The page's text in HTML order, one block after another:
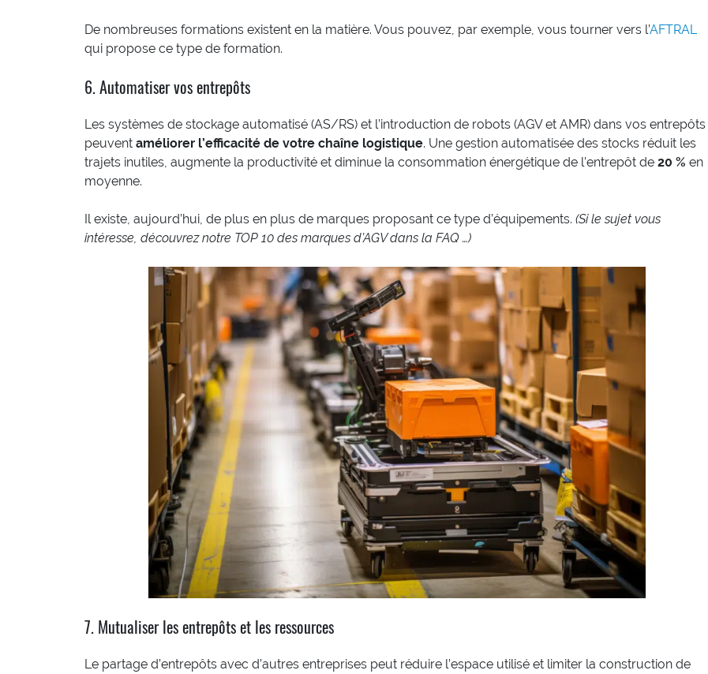
De nombreuses formations existent en la matière. Vous pouvez, par exemple, vous tourner vers l’AFTRAL
qui propose ce type de formation.
6. Automatiser vos entrepôts
Les systèmes de stockage automatisé (AS/RS) et l’introduction de robots (AGV et AMR) dans vos entrepôts
peuvent améliorer l’efficacité de votre chaîne logistique. Une gestion automatisée des stocks réduit les
trajets inutiles, augmente la productivité et diminue la consommation énergétique de l’entrepôt de 20 % en
moyenne.
Il existe, aujourd’hui, de plus en plus de marques proposant ce type d’équipements. (Si le sujet vous
intéresse, découvrez notre TOP 10 des marques d’AGV dans la FAQ …)
7. Mutualiser les entrepôts et les ressources
Le partage d’entrepôts avec d’autres entreprises peut réduire l’espace utilisé et limiter la construction de